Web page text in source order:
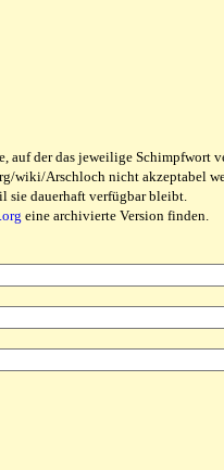
auf der das jeweilige Schimpfwort
wiki/Arschloch nicht akzeptabel
sie dauerhaft verfügbar bleibt.
eine archivierte Version finden.